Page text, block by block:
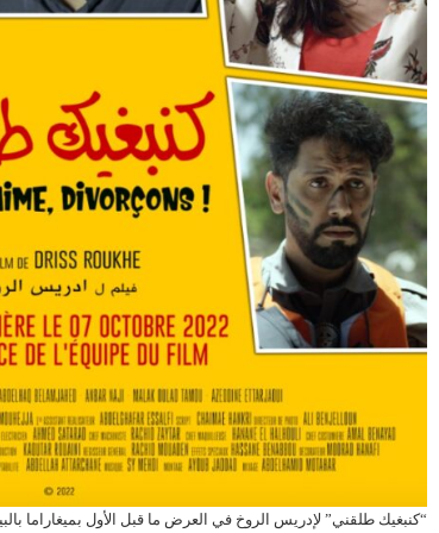
“كنبغيك طلقني” لإدريس الروخ في العرض ما قبل الأول بميغاراما